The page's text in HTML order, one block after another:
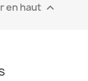
en haut 